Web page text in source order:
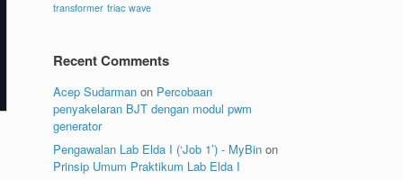
transformer triac wave
Recent Comments
Acep Sudarman on Percobaan
penyakelaran BJT dengan modul pwm
generator
Pengawalan Lab Elda I (‘Job 1’) - MyBin on
Prinsip Umum Praktikum Lab Elda I